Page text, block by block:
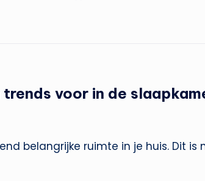
voor in de
belangrijke ruimte in je huis. Dit is